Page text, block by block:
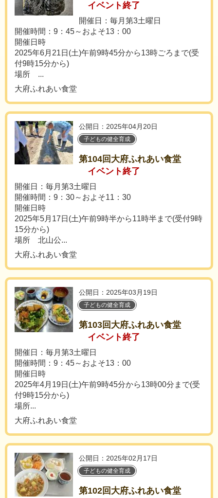
イベント終了
開催日：毎月第3土曜日
開催時間：9：45～およそ13：00
開催日時
2025年6月21日(土)午前9時45分から13時ごろまで(受
付9時15分から)
場所 ...
大府ふれあい食堂
公開日：2025年04月20日
子どもの健全育成
第104回大府ふれあい食堂
イベント終了
開催日：毎月第3土曜日
開催時間：9：30～およそ11：30
開催日時
2025年5月17日(土)午前9時半から11時半まで(受付9時
15分から)
場所 北山公...
大府ふれあい食堂
公開日：2025年03月19日
子どもの健全育成
第103回大府ふれあい食堂
イベント終了
開催日：毎月第3土曜日
開催時間：9：45～およそ13：00
開催日時
2025年4月19日(土)午前9時45分から13時00分まで(受
付9時15分から)
場所...
大府ふれあい食堂
公開日：2025年02月17日
子どもの健全育成
第102回大府ふれあい食堂